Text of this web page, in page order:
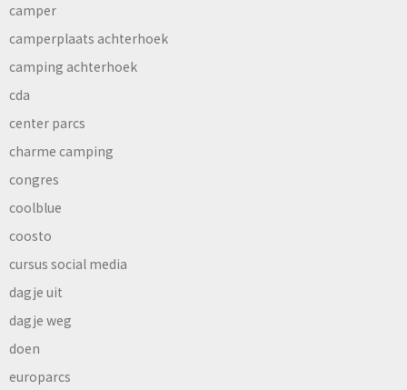
camper
camperplaats achterhoek
camping achterhoek
cda
center parcs
charme camping
congres
coolblue
coosto
cursus social media
dagje uit
dagje weg
doen
europarcs